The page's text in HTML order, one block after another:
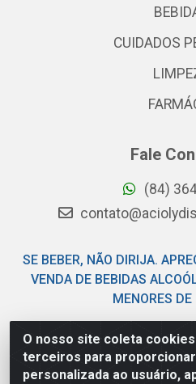
O nosso site coleta
terceiros para
personalizada ao usuário,
CUIDADOS
Fale
(84)
SE BEBER, NÃO DIRIJA.
VENDA DE BEBIDAS
MENORES
Acioly Distribuidora - Av
Exposições - Parnamirim/